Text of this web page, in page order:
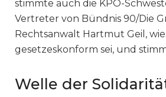
stimmte auch die KPÖ-
Vertreter von Bündnis 90/Die
Rechtsanwalt Hartmut Geil,
gesetzeskonform sei, und
Welle der